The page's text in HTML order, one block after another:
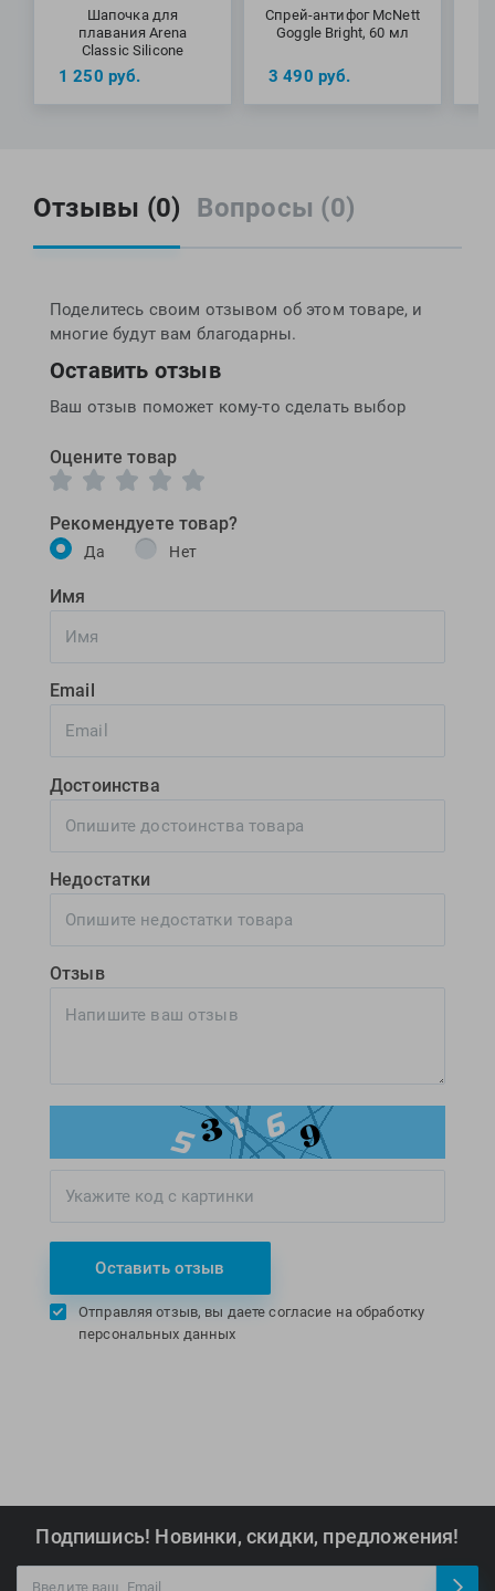
плавания практически в любых условиях освещенности,
особенно на открытой воде. Очки эффективно снижают
нагрузку на глаза, при этом обеспечивая максимальную
четкость обзора.
МАТЕРИАЛЫ: линзы – плексисол; оправа - софтерил;
уплотнитель и ремешок – силикон
Шапочка для
плавания Arena
Classic Silicone
1 250 руб.
Спрей-антифог McNett
Goggle Bright, 60 мл
3 490 руб.
Отзывы (0) Вопросы (0)
Поделитесь своим отзывом об этом товаре, и
многие будут вам благодарны.
Оставить отзыв
Ваш отзыв поможет кому-то сделать выбор
Оцените товар
Рекомендуете товар?
Да Нет
Имя
Email
Достоинства
Недостатки
Отзыв
Оставить отзыв
Отправляя отзыв, вы даете согласие на обработку
персональных данных
Подпишись! Новинки, скидки, предложения!